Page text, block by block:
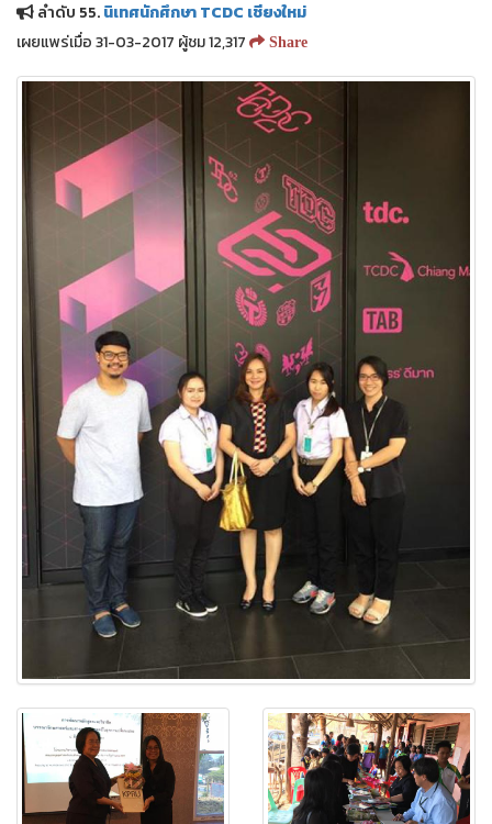
ลำดับ 55.นิเทศนักศึกษา TCDC เชียงใหม่
เผยแพร่เมื่อ 31-03-2017 ผู้ชม 12,317
Share